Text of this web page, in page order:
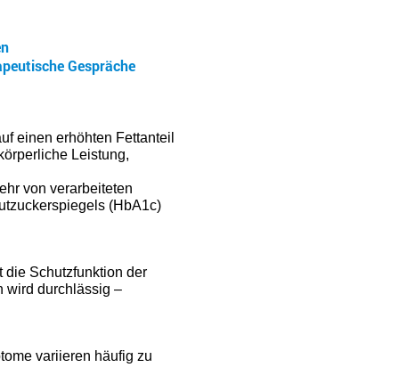
Gespräche
einen erhöhten Fettanteil
Leistung,
von verarbeiteten
(HbA1c)
die Schutzfunktion der
wird durchlässig –
variieren häufig zu